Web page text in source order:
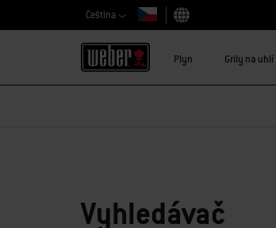
Čeština
Vybrat zemi
Plyn Grily na uhlí
Vyhledávač